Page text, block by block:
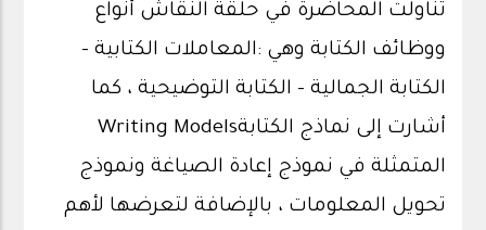
تناولت المحاضرة في حلقة النقاش أنواع
ووظائف الكتابة وهي :المعاملات الكتابية –
الكتابة الجمالية – الكتابة التوضيحية ، كما
أشارت إلى نماذج الكتابةWriting Models
المتمثلة في نموذج إعادة الصياغة ونموذج
تحويل المعلومات ، بالإضافة لتعرضها لأهم